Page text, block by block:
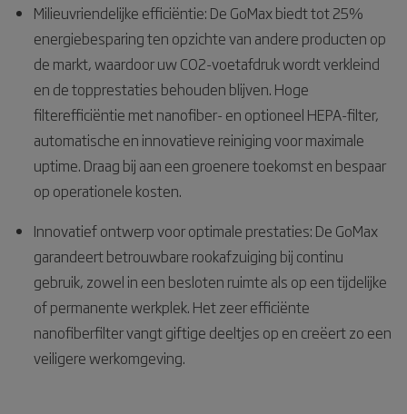
Milieuvriendelijke efficiëntie: De GoMax biedt tot 25%
energiebesparing ten opzichte van andere producten op
de markt, waardoor uw CO2-voetafdruk wordt verkleind
en de topprestaties behouden blijven. Hoge
filterefficiëntie met nanofiber- en optioneel HEPA-filter,
automatische en innovatieve reiniging voor maximale
uptime. Draag bij aan een groenere toekomst en bespaar
op operationele kosten.
Innovatief ontwerp voor optimale prestaties: De GoMax
garandeert betrouwbare rookafzuiging bij continu
gebruik, zowel in een besloten ruimte als op een tijdelijke
of permanente werkplek. Het zeer efficiënte
nanofiberfilter vangt giftige deeltjes op en creëert zo een
veiligere werkomgeving.